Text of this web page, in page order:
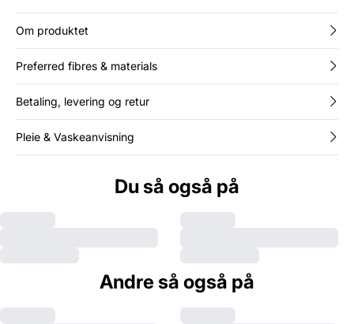
Om produktet
Preferred fibres & materials
Betaling, levering og retur
Pleie & Vaskeanvisning
Du så også på
Andre så også på